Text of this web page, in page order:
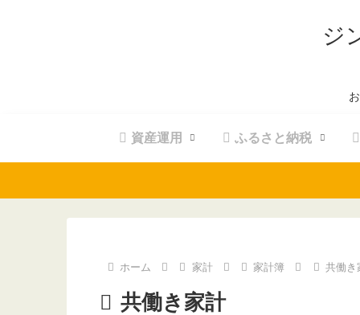
ジ
資産運用 ふるさと納税
ホーム 家計 家計簿 共働き
共働き家計